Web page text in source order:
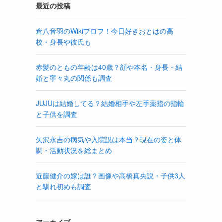
最近の投稿
倉八音羽のWikiプロフ！今日好きおとはの高
校・身長や彼氏も
赤髪のともの年齢は40歳？顔や本名・身長・結
婚と寧々丸の関係も調査
JUJUは結婚してる？結婚相手や左手薬指の指輪
と子供を調査
矢沢永吉の病気や入院説は本当？現在の姿と体
調・活動状況を総まとめ
近藤健介の嫁は誰？画像や高橋真央説・子供3人
と馴れ初めも調査